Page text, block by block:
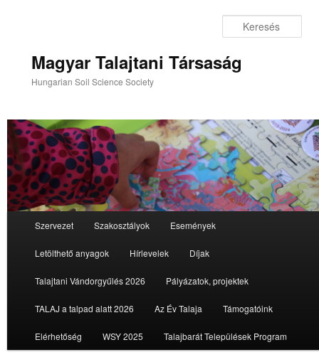
Magyar Talajtani Társaság
Hungarian Soil Science Society
Szervezet Szakosztályok Események
Letölthető anyagok Hírlevelek Díjak
Talajtani Vándorgyűlés 2026 Pályázatok, projektek
TALAJ a talpad alatt 2026 Az Év Talaja Támogatóink
Elérhetőség WSY 2025 Talajbarát Települések Program